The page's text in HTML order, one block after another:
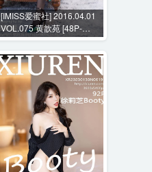
[IMISS爱蜜社] 2016.04.01
VOL.075 黄歆苑 [48P-
175MB]